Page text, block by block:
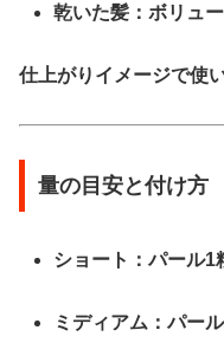
乾いた髪 ：ボリュ
仕上がりイメージで使
量の目安と付け方
ショート：パール1
ミディアム：パー